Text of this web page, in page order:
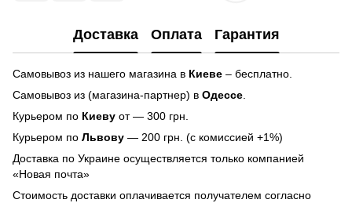
Доставка Оплата Гарантия
Самовывоз из нашего магазина в Киеве – бесплатно.
Самовывоз из (магазина-партнер) в Одессе.
Курьером по Киеву от — 300 грн.
Курьером по Львову — 200 грн. (с комиссией +1%)
Доставка по Украине осуществляется только компанией
«Новая почта»
Стоимость доставки оплачивается получателем согласно